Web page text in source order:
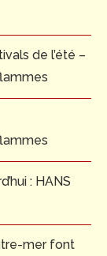
de l’été –
: HANS
mer font